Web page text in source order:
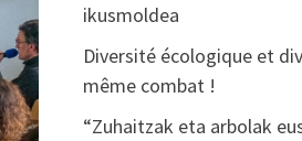
ikusmoldea
Diversité écologique et
même combat !
“Zuhaitzak eta arbolak